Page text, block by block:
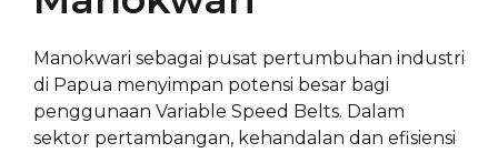
Manokwari sebagai pusat pertumbuhan industri
di Papua menyimpan potensi besar bagi
penggunaan Variable Speed Belts. Dalam
sektor pertambangan, kehandalan dan efisiensi